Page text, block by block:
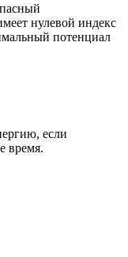
нулевой индекс
потенциал
если
время.